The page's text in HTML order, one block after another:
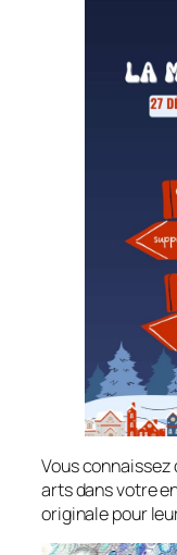
Vous
arts dans votre
originale pour